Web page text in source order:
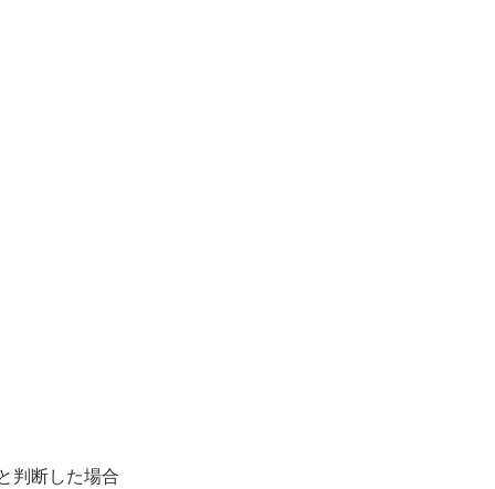
判断した場合